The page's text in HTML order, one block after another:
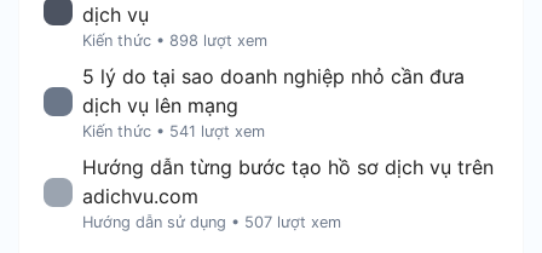
dịch vụ
Kiến thức • 898 lượt xem
5 lý do tại sao doanh nghiệp nhỏ cần đưa
dịch vụ lên mạng
Kiến thức • 541 lượt xem
Hướng dẫn từng bước tạo hồ sơ dịch vụ trên
adichvu.com
Hướng dẫn sử dụng • 507 lượt xem